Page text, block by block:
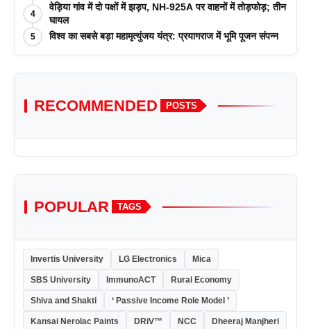
पत्रिकाओं में प्रकाशन रणनीतियों पर एक दिवसीय कार्यशाला का
आयोजन किया
4
वेड़िया गांव में दो पक्षों में झड़प, NH-925A पर वाहनों में तोड़फोड़; तीन
घायल
5 विश्व का सबसे बड़ा महामृत्युंजय यंत्र: प्रयागराज में भूमि पूजन संपन्न
RECOMMENDED POSTS
POPULAR TAGS
Invertis University LG Electronics Mica
SBS University ImmunoACT Rural Economy
Shiva and Shakti ‘ Passive Income Role Model ’
Kansai Nerolac Paints DRiV™ NCC Dheeraj Manjheri